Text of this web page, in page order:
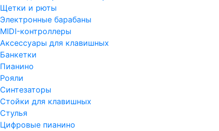
Щетки и рюты
Электронные барабаны
MIDI-контроллеры
Аксессуары для клавишных
Банкетки
Пианино
Рояли
Синтезаторы
Стойки для клавишных
Стулья
Цифровые пианино